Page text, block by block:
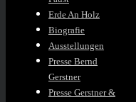
Erde An Holz
Biografie
Ausstellungen
Presse Bernd
Gerstner
Presse Gerstner &